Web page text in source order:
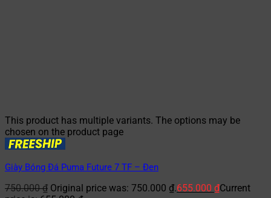
This product has multiple variants. The options may be
chosen on the product page
Giày Bóng Đá Puma Future 7 TF – Đen
750.000₫ Original price was: 750.000 ₫.655.000 ₫Current